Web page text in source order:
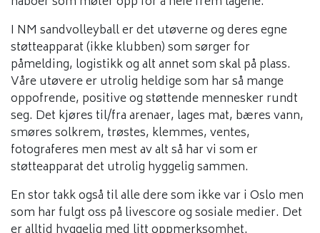
I NM sandvolleyball er det utøverne og deres egne
støtteapparat (ikke klubben) som sørger for
påmelding, logistikk og alt annet som skal på plass.
Våre utøvere er utrolig heldige som har så mange
oppofrende, positive og støttende mennesker rundt
seg. Det kjøres til/fra arenaer, lages mat, bæres vann,
smøres solkrem, trøstes, klemmes, ventes,
fotograferes men mest av alt så har vi som er
støtteapparat det utrolig hyggelig sammen.
En stor takk også til alle dere som ikke var i Oslo men
som har fulgt oss på livescore og sosiale medier. Det